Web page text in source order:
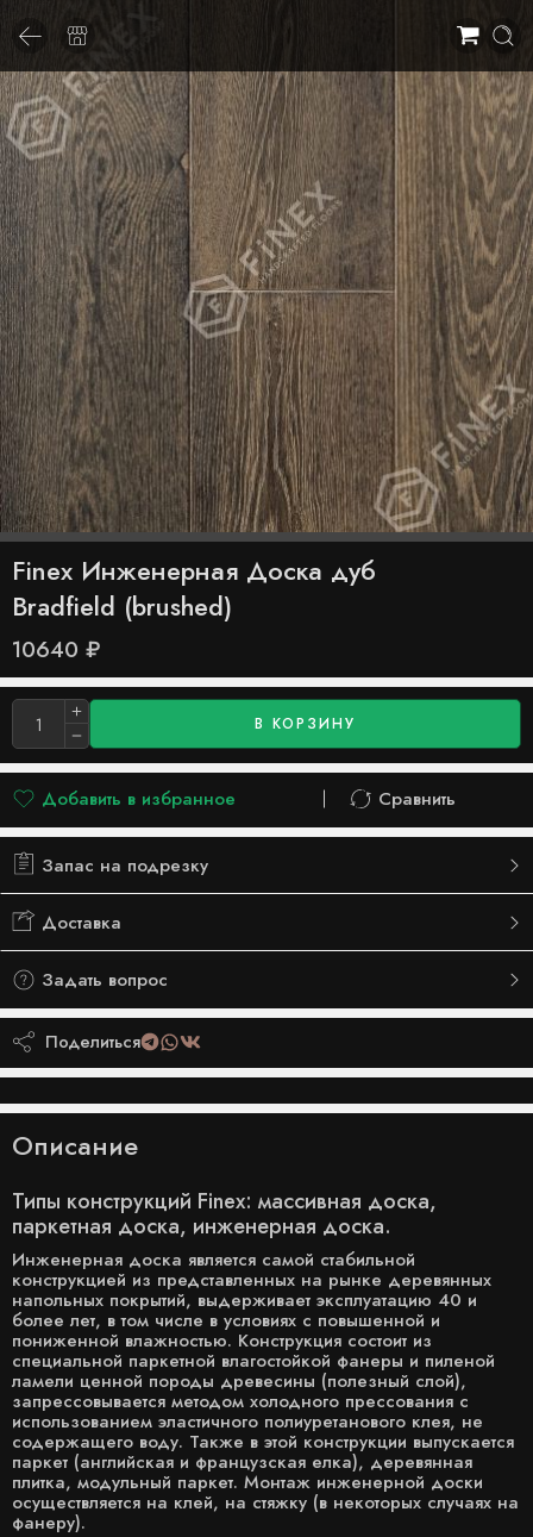
Finex Инженерная Доска дуб
Bradfield (brushed)
10640 ₽
В КОРЗИНУ
Добавить в избранное
Добавлено в список желаний
Сравнить
Сравнить
Запас на подрезку
Доставка
Задать вопрос
Поделиться
Описание
Типы конструкций Finex: массивная доска,
паркетная доска, инженерная доска.
Инженерная доска является самой стабильной
конструкцией из представленных на рынке деревянных
напольных покрытий, выдерживает эксплуатацию 40 и
более лет, в том числе в условиях с повышенной и
пониженной влажностью. Конструкция состоит из
специальной паркетной влагостойкой фанеры и пиленой
ламели ценной породы древесины (полезный слой),
запрессовывается методом холодного прессования с
использованием эластичного полиуретанового клея, не
содержащего воду. Также в этой конструкции выпускается
паркет (английская и французская елка), деревянная
плитка, модульный паркет. Монтаж инженерной доски
осуществляется на клей, на стяжку (в некоторых случаях на
фанеру).